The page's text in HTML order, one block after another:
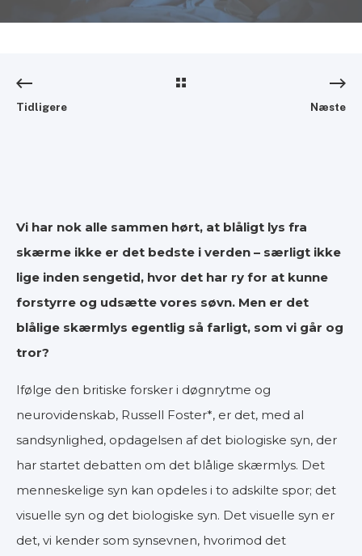
Tidligere Næste
Vi har nok alle sammen hørt, at blåligt lys fra
skærme ikke er det bedste i verden – særligt ikke
lige inden sengetid, hvor det har ry for at kunne
forstyrre og udsætte vores søvn. Men er det
blålige skærmlys egentlig så farligt, som vi går og
tror?
Ifølge den britiske forsker i døgnrytme og
neurovidenskab, Russell Foster*, er det, med al
sandsynlighed, opdagelsen af det biologiske syn, der
har startet debatten om det blålige skærmlys. Det
menneskelige syn kan opdeles i to adskilte spor; det
visuelle syn og det biologiske syn. Det visuelle syn er
det, vi kender som synsevnen, hvorimod det